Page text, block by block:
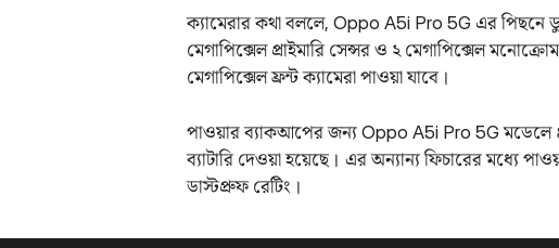
ক্যামেরার কথা বললে, Oppo A5i Pro 5G এর পিছনে
মেগাপিক্সেল প্রাইমারি সেন্সর ও ২ মেগাপিক্সেল
মেগাপিক্সেল ফ্রন্ট ক্যামেরা পাওয়া যাবে।
পাওয়ার ব্যাকআপের জন্য Oppo A5i Pro 5G মডেলে
ব্যাটারি দেওয়া হয়েছে। এর অন্যান্য ফিচারের মধ্যে
ডাস্টপ্রুফ রেটিং।